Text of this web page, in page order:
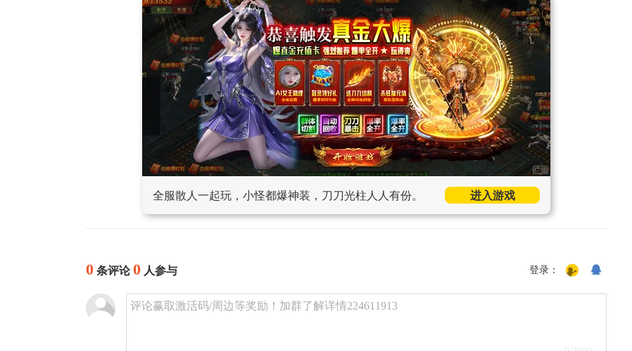
全服散人一起玩，小怪都爆神装，刀刀光柱人人有份。 进入游戏
0 条评论0 人参与 登录：
评论赢取激活码/周边等奖励！加群了解详情224611913